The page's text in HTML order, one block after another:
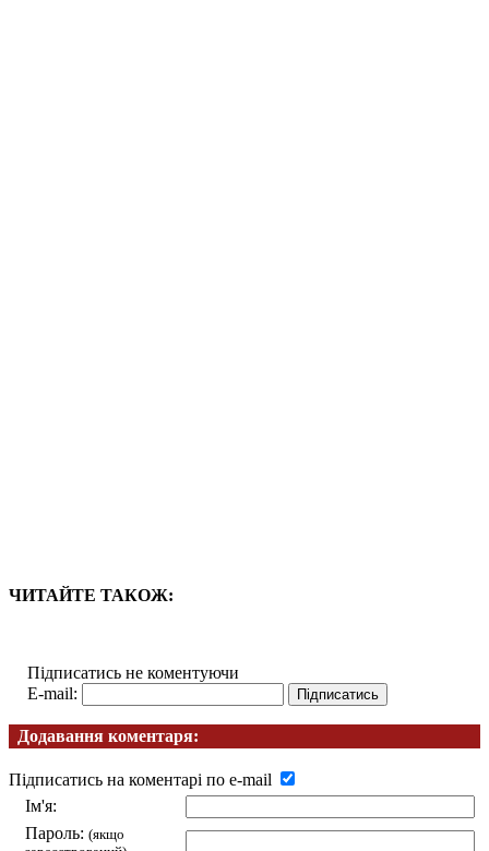
ЧИТАЙТЕ ТАКОЖ:
Підписатись не коментуючи
E-mail:
Додавання коментаря:
Підписатись на коментарі по e-mail
Ім'я:
Пароль: (якщо